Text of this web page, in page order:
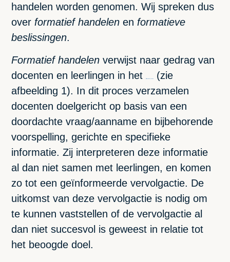
handelen worden genomen. Wij spreken dus
over formatief handelenen formatieve
beslissingen.
Formatief handelen verwijst naar gedrag van
docenten en leerlingen in het
(zie
afbeelding 1). In dit proces verzamelen
docenten doelgericht op basis van een
doordachte vraag/aanname en bijbehorende
voorspelling, gerichte en specifieke
informatie. Zij interpreteren deze informatie
al dan niet samen met leerlingen, en komen
zo tot een geïnformeerde vervolgactie. De
uitkomst van deze vervolgactie is nodig om
te kunnen vaststellen of de vervolgactie al
dan niet succesvol is geweest in relatie tot
het beoogde doel.